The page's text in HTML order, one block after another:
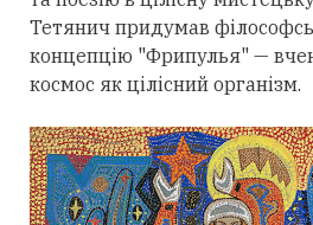
Тетянич придумав
концепцію "Фрипулья" —
космос як цілісний організм.